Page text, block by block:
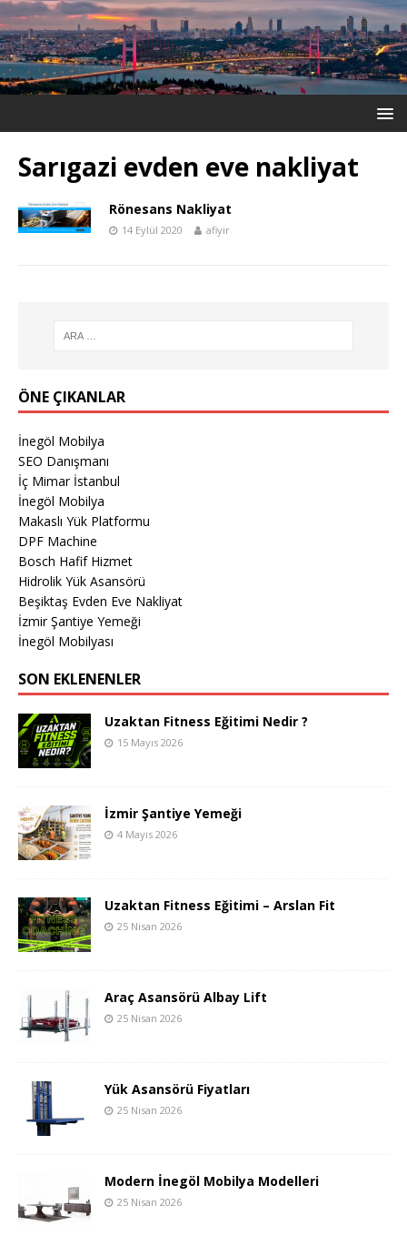
Sarıgazi evden eve nakliyat
Rönesans Nakliyat
14 Eylül 2020 afiyir
ÖNE ÇIKANLAR
İnegöl Mobilya
SEO Danışmanı
İç Mimar İstanbul
İnegöl Mobilya
Makaslı Yük Platformu
DPF Machine
Bosch Hafif Hizmet
Hidrolik Yük Asansörü
Beşiktaş Evden Eve Nakliyat
İzmir Şantiye Yemeği
İnegöl Mobilyası
SON EKLENENLER
Uzaktan Fitness Eğitimi Nedir ?
15 Mayıs 2026
İzmir Şantiye Yemeği
4 Mayıs 2026
Uzaktan Fitness Eğitimi – Arslan Fit
25 Nisan 2026
Araç Asansörü Albay Lift
25 Nisan 2026
Yük Asansörü Fiyatları
25 Nisan 2026
Modern İnegöl Mobilya Modelleri
25 Nisan 2026